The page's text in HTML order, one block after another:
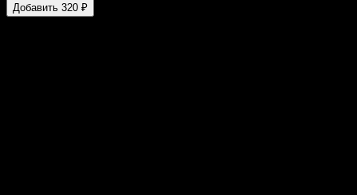
Добавить 320 ₽